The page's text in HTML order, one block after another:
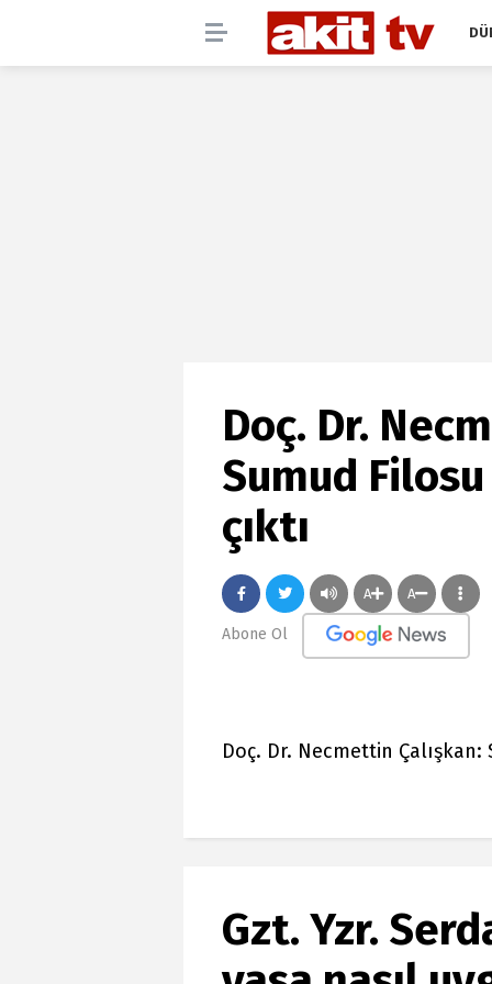
Doç. Dr.
Sumud
çıktı
A A
Abone Ol
Doç. Dr. Necmettin
Gzt. Yzr.